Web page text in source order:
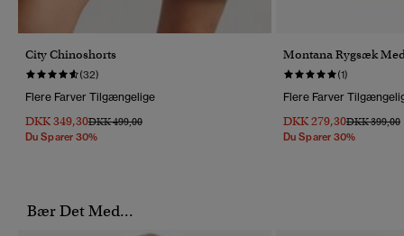
City Chinoshorts
(32)
Flere Farver Tilgængelige
DKK 349,30Pris Nedsat Fra
DKK 499,00Til
Du Sparer 30%
Montana Rygsæk
(1)
Flere Farver
DKK 279,30Pris Nedsat
DKK 399,00
Du Sparer 30%
Bær Det Med...